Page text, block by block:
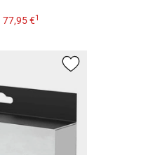
77,95 €1